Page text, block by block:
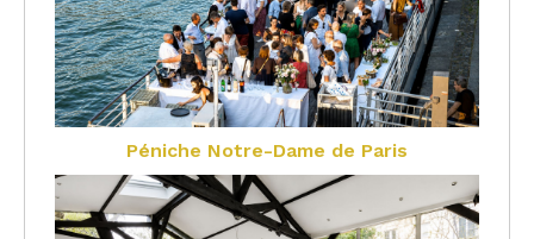
Péniche Notre-Dame de Paris